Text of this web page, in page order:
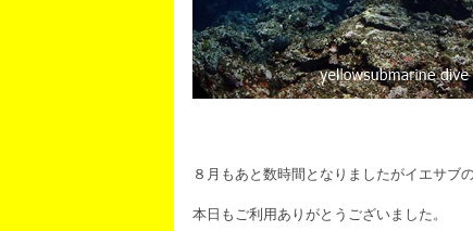
８月もあと数時間となりましたがイエサブ
本日もご利用ありがとうございました。